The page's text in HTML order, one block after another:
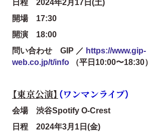
日程 2024年2月17日(土)
開場 17:30
開演 18:00
問い合わせ GIP ／ https://www.gip-
web.co.jp/t/info （平日10:00〜18:30）
【東京公演】 （ワンマンライブ）
会場 渋谷Spotify O-Crest
日程 2024年3月1日(金)